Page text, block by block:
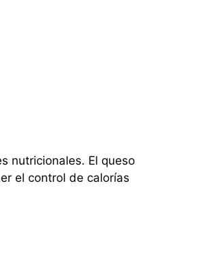
nutricionales. El queso
el control de calorías